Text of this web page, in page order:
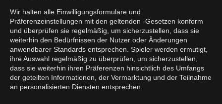
Wir halten alle Einwilligungsformulare und
Präferenzeinstellungen mit den geltenden -Gesetzen konform
und überprüfen sie regelmäßig, um sicherzustellen, dass sie
weiterhin den Bedürfnissen der Nutzer oder Änderungen
anwendbarer Standards entsprechen. Spieler werden ermutigt,
ihre Auswahl regelmäßig zu überprüfen, um sicherzustellen,
dass sie weiterhin ihren Präferenzen hinsichtlich des Umfangs
der geteilten Informationen, der Vermarktung und der Teilnahme
an personalisierten Diensten entsprechen.